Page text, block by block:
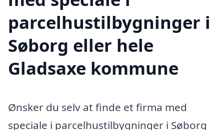
parcelhustilbygninger i
Søborg eller hele
Gladsaxe kommune
Ønsker du selv at finde et firma med
speciale i parcelhustilbygninger i Søborg